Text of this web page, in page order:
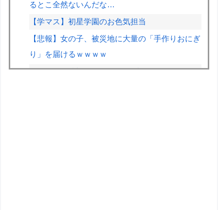
るとこ全然ないんだな…
【学マス】初星学園のお色気担当
【悲報】女の子、被災地に大量の「手作りおにぎ
り」を届けるｗｗｗｗ
伊Autosprint誌：ニューエイ代表渾身のアストン